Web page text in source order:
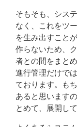
そもそも、シス
なく、これをツ
を生み出すこと
作らないため、
者との間をまと
進行管理だけで
ております。も
あると思います
とめて、展開し